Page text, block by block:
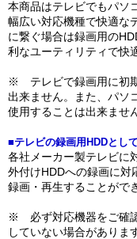
本商品はテレビでもパソ
幅広い対応機種で快適な
に繋ぐ場合は録画用の
利なユーティリティで快
※ テレビで録画用に初
出来ません。また、パソ
使用することは出来ませ
■テレビの録画用HDDとし
各社メーカー製テレビに
外付けHDDへの録画に対
録画・再生することがで
※ 必ず対応機器をご確
していない場合がありま